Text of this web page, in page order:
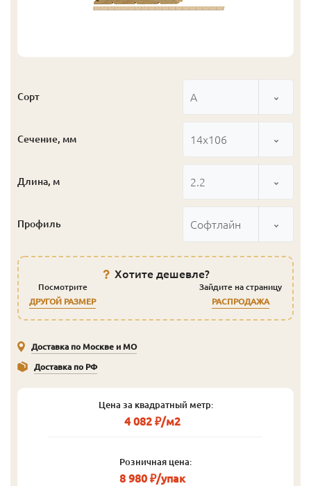
Сорт А
Сечение, мм 14x106
Длина, м 2.2
Профиль Софтлайн
Хотите дешевле?
Посмотрите
ДРУГОЙ РАЗМЕР
Зайдите на страницу
РАСПРОДАЖА
Доставка по Москве и МО
Доставка по РФ
Цена за квадратный метр:
4 082 ₽/м2
Розничная цена:
8 980 ₽/упак